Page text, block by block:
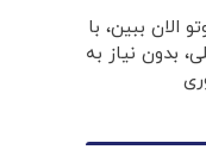
الان ببین، با
بدون نیاز به